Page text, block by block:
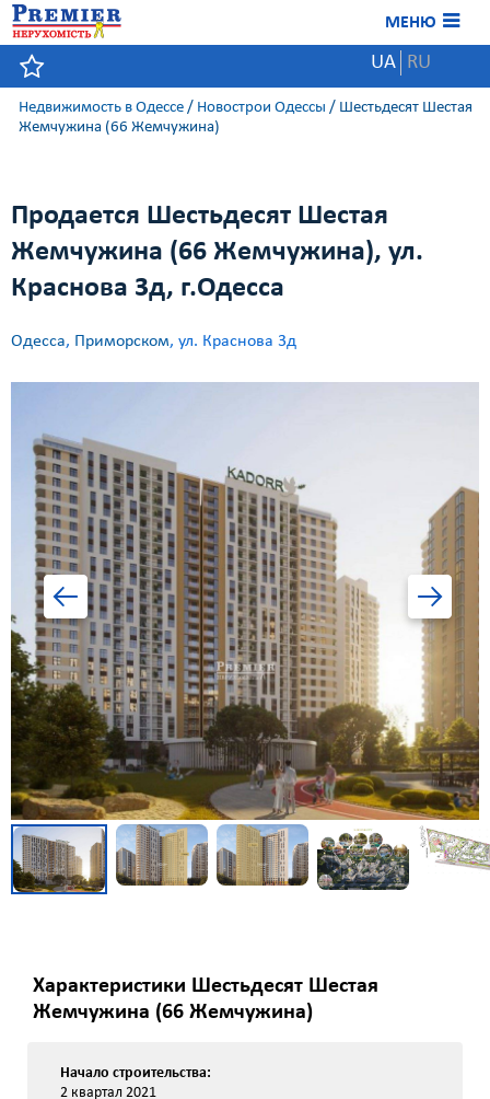
МЕНЮ
UA RU
Недвижимость в Одессе / Новострои Одессы / Шестьдесят Шестая
Жемчужина (66 Жемчужина)
Продается Шестьдесят Шестая
Жемчужина (66 Жемчужина), ул.
Краснова 3д, г.Одесса
Одесса, Приморском, ул. Краснова 3д
Характеристики Шестьдесят Шестая
Жемчужина (66 Жемчужина)
Начало строительства:
2 квартал 2021